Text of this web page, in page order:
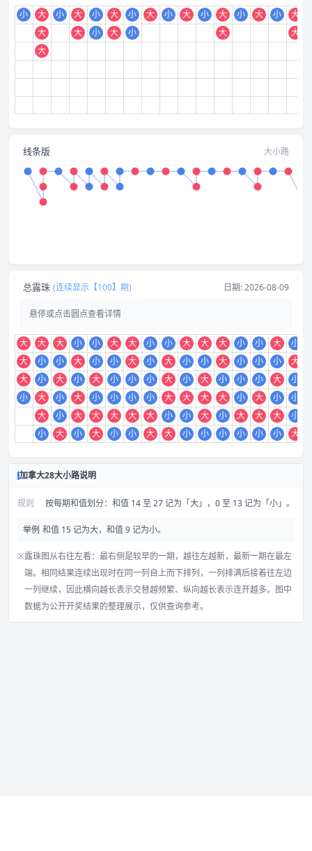
大
大
小
大
小
大
大
小
大
小
大
小
小
大
大
小
小
大
大
小
大
大
大
小
线条版 大小路
总露珠 (连续显示【100】期) 日期: 2026-08-09
悬停或点击圆点查看详情
小
大
小
小
小
大
大
小
大
小
大
小
小
小
小
大
大
小
小
小
小
小
大
小
大
大
小
大
小
小
大
小
大
大
大
小
大
小
小
大
小
小
小
大
大
大
小
大
小
小
小
小
大
大
大
大
小
小
大
小
大
小
小
小
大
小
小
小
大
小
大
大
小
大
小
大
大
小
大
小
大
小
小
大
大
小
小
大
大
小
大
大
大
小
加拿大28大小路说明
规则 按每期和值划分：和值 14 至 27 记为「大」，0 至 13 记为「小」。
举例 和值 15 记为大，和值 9 记为小。
※露珠图从右往左看：最右侧是较早的一期，越往左越新，最新一期在最左
端。相同结果连续出现时在同一列自上而下排列，一列排满后接着往左边
一列继续，因此横向越长表示交替越频繁、纵向越长表示连开越多。图中
数据为公开开奖结果的整理展示，仅供查询参考。